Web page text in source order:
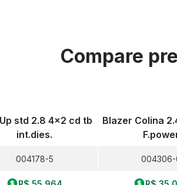
Compare
std 2.8 4x2 cd tb
int.dies.
004178-5
Blazer Colina
004306-